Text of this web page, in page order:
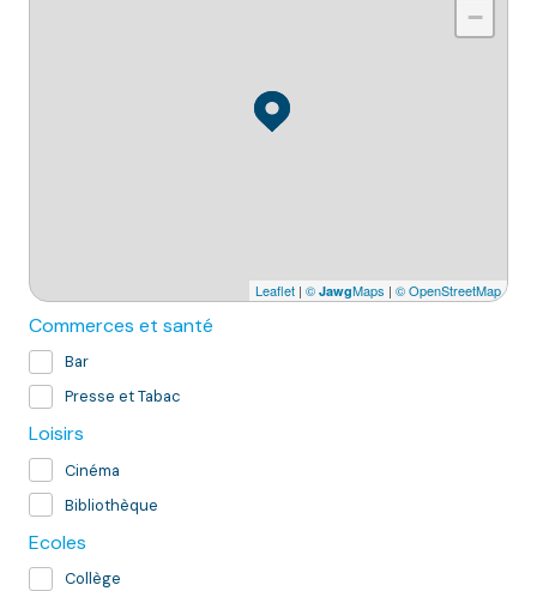
−
Leaflet | © JawgMaps | © OpenStreetMap
Commerces et santé
Bar
Presse et Tabac
Loisirs
Cinéma
Bibliothèque
Ecoles
Collège